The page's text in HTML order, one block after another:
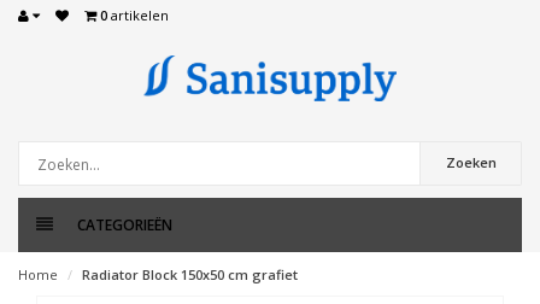
0 artikelen
Zoeken
CATEGORIEËN
Home Radiator Block 150x50 cm grafiet